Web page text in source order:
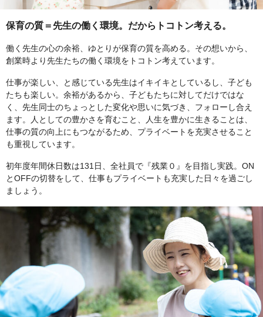
保育の質＝先生の働く環境。だからトコトン考える。
働く先生の心の余裕、ゆとりが保育の質を高める。その想いから、
創業時より先生たちの働く環境をトコトン考えています。
仕事が楽しい、と感じている先生はイキイキとしているし、子ども
たちも楽しい。余裕があるから、子どもたちに対してだけではな
く、先生同士のちょっとした変化や思いに気づき、フォローし合え
ます。人としての豊かさを育むこと、人生を豊かに生きることは、
仕事の質の向上にもつながるため、プライベートを充実させること
も重視しています。
初年度年間休日数は131日、全社員で『残業０』を目指し実践。ON
とOFFの切替をして、仕事もプライベートも充実した日々を過ごし
ましょう。